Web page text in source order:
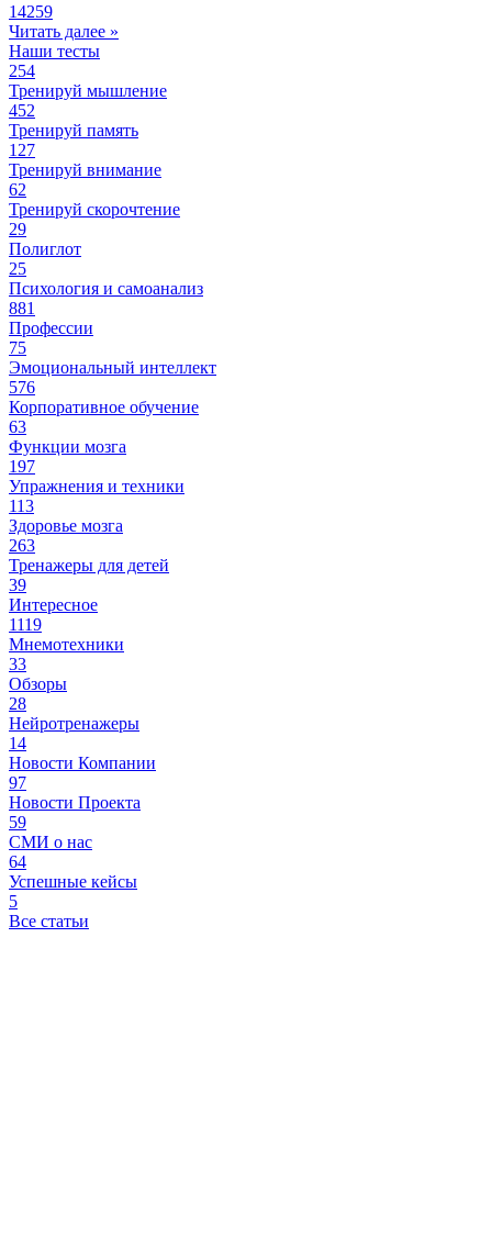
14259
Читать далее »
Наши тесты
254
Тренируй мышление
452
Тренируй память
127
Тренируй внимание
62
Тренируй скорочтение
29
Полиглот
25
Психология и самоанализ
881
Профессии
75
Эмоциональный интеллект
576
Корпоративное обучение
63
Функции мозга
197
Упражнения и техники
113
Здоровье мозга
263
Тренажеры для детей
39
Интересное
1119
Мнемотехники
33
Обзоры
28
Нейротренажеры
14
Новости Компании
97
Новости Проекта
59
СМИ о нас
64
Успешные кейсы
5
Все статьи